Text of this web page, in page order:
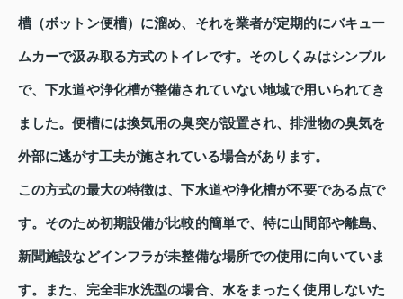
槽（ボットン便槽）に溜め、それを業者が定期的にバキュー
ムカーで汲み取る方式のトイレです。そのしくみはシンプル
で、下水道や浄化槽が整備されていない地域で用いられてき
ました。便槽には換気用の臭突が設置され、排泄物の臭気を
外部に逃がす工夫が施されている場合があります。
この方式の最大の特徴は、下水道や浄化槽が不要である点で
す。そのため初期設備が比較的簡単で、特に山間部や離島、
新聞施設などインフラが未整備な場所での使用に向いていま
す。また、完全非水洗型の場合、水をまったく使用しないた